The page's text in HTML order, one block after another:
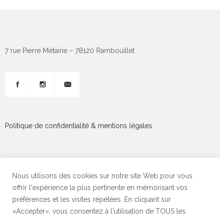
7 rue Pierre Métairie – 78120 Rambouillet
Politique de confidentialité & mentions légales
© Eglise Protestante évangélique de Rambouillet - 2020 - Team
Nous utilisons des cookies sur notre site Web pour vous
offrir l'expérience la plus pertinente en mémorisant vos
préférences et les visites répétées. En cliquant sur
«Accepter», vous consentez à l'utilisation de TOUS les